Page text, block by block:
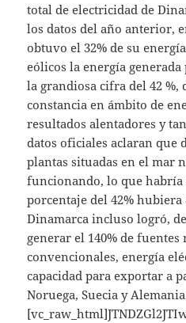
total de electricidad de
los datos del año anterior,
obtuvo el 32% de su
eólicos la energía
la grandiosa cifra del 42 %,
constancia en ámbito de
resultados alentadores y
datos oficiales aclaran que
plantas situadas en el mar
funcionando, lo que habría
porcentaje del 42% hubiera
Dinamarca incluso logró,
generar el 140% de fuentes
convencionales, energía
capacidad para exportar a
Noruega, Suecia y